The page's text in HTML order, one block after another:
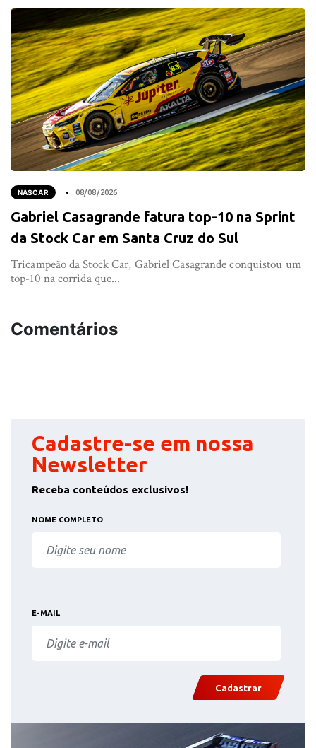
NASCAR 08/08/2026
Gabriel Casagrande fatura top-10 na Sprint
da Stock Car em Santa Cruz do Sul
Tricampeão da Stock Car, Gabriel Casagrande conquistou um
top-10 na corrida que...
Comentários
Cadastre-se em nossa
Newsletter
Receba conteúdos exclusivos!
NOME COMPLETO
E-MAIL
Cadastrar